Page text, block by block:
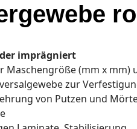
imprägniert
Maschengröße (mm x mm)
zur
von Putzen und